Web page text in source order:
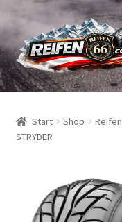
Zur
Navigation
springen
Zum
Inhalt
springen
Reifen
Schläuche
Start Shop Reifen
STRYDER